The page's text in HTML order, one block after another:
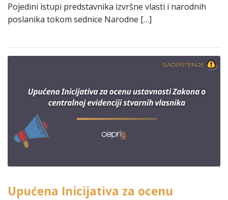
Pojedini istupi predstavnika izvršne vlasti i narodnih
poslanika tokom sednice Narodne […]
Upućena Inicijativa za ocenu